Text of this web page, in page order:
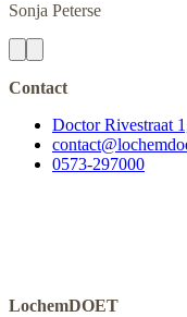
Sonja Peterse
Contact
Doctor Rivestraat
0573-297000
LochemDOET